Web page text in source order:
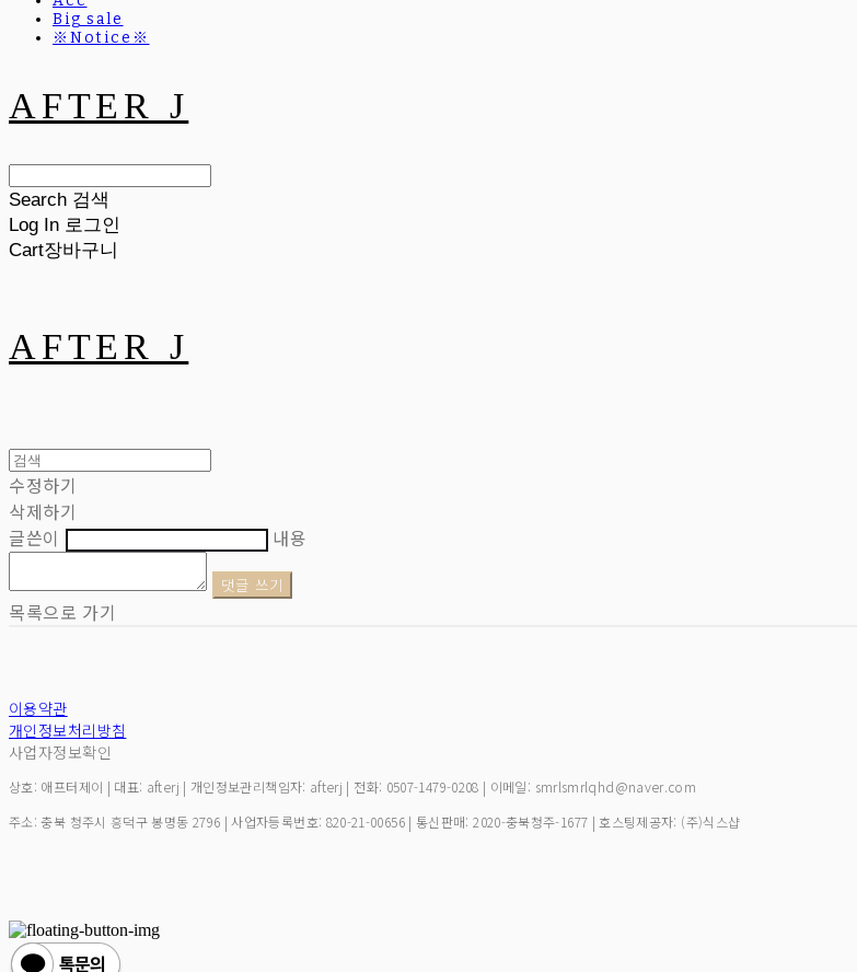
Big sale
※Notice※
AFTER J
Search 검색
Log In 로그인
Cart장바구니
AFTER J
수정하기
삭제하기
글쓴이
내용
댓글 쓰기
목록으로 가기
이용약관
개인정보처리방침
사업자정보확인
상호: 애프터제이 | 대표: afterj | 개인정보관리책임자: afterj | 전화: 0507-1479-0208 | 이메일: smrlsmrlqhd@naver.com
주소: 충북 청주시 흥덕구 봉명동 2796 | 사업자등록번호: 820-21-00656| 통신판매:2020-충북청주-1677 | 호스팅제공자: (주)식스샵